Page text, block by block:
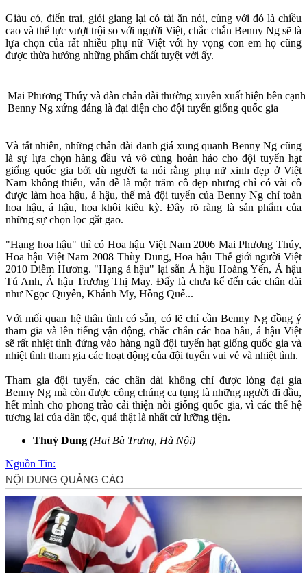
Giàu có, điển trai, giỏi giang lại có tài ăn nói, cùng với đó là chiều
cao và thể lực vượt trội so với người Việt, chắc chắn Benny Ng sẽ là
lựa chọn của rất nhiều phụ nữ Việt với hy vọng con em họ cũng
được thừa hưởng những phẩm chất tuyệt vời ấy.
Mai Phương Thúy và dàn chân dài thường xuyên xuất hiện bên cạnh
Benny Ng xứng đáng là đại diện cho đội tuyển giống quốc gia
Và tất nhiên, những chân dài danh giá xung quanh Benny Ng cũng
là sự lựa chọn hàng đầu và vô cùng hoàn hảo cho đội tuyển hạt
giống quốc gia bởi dù người ta nói rằng phụ nữ xinh đẹp ở Việt
Nam không thiếu, vấn đề là một trăm cô đẹp nhưng chỉ có vài cô
được làm hoa hậu, á hậu, thế mà đội tuyển của Benny Ng chỉ toàn
hoa hậu, á hậu, hoa khôi kiêu kỳ. Đây rõ ràng là sản phẩm của
những sự chọn lọc gắt gao.
"Hạng hoa hậu" thì có Hoa hậu Việt Nam 2006 Mai Phương Thúy,
Hoa hậu Việt Nam 2008 Thùy Dung, Hoa hậu Thế giới người Việt
2010 Diễm Hương. "Hạng á hậu" lại sẵn Á hậu Hoàng Yến, Á hậu
Tú Anh, Á hậu Trương Thị May. Đấy là chưa kể đến các chân dài
như Ngọc Quyên, Khánh My, Hồng Quế...
Với mối quan hệ thân tình có sẵn, có lẽ chỉ cần Benny Ng đồng ý
tham gia và lên tiếng vận động, chắc chắn các hoa hâu, á hậu Việt
sẽ rất nhiệt tình đứng vào hàng ngũ đội tuyển hạt giống quốc gia và
nhiệt tình tham gia các hoạt động của đội tuyển vui vẻ và nhiệt tình.
Tham gia đội tuyển, các chân dài không chỉ được lòng đại gia
Benny Ng mà còn được công chúng ca tụng là những người đi đầu,
hết mình cho phong trào cải thiện nòi giống quốc gia, vì các thế hệ
tương lai của dân tộc, quả thật là nhất cử lưỡng tiện.
Thuý Dung (Hai Bà Trưng, Hà Nội)
Nguồn Tin: